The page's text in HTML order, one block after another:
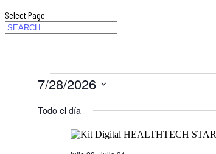
Select Page
Eventos
julio
7/28/2026
fecha.
Todo el día